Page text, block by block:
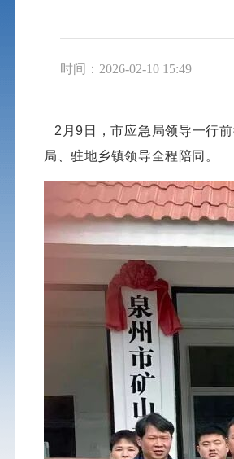
时间：2026-02-10 15:49
2 月9 日，市应急局领导一行
局、驻地乡镇领导全程陪同。